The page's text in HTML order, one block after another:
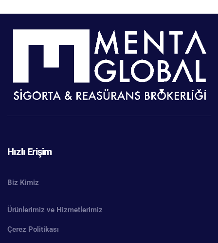
Hızlı Erişim
Biz Kimiz
Ürünlerimiz ve Hizmetlerimiz
Çerez Politikası